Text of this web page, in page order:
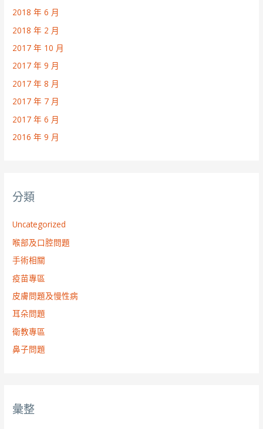
2018 年 6 月
2018 年 2 月
2017 年 10 月
2017 年 9 月
2017 年 8 月
2017 年 7 月
2017 年 6 月
2016 年 9 月
分類
Uncategorized
喉部及口腔問題
手術相關
疫苗專區
皮膚問題及慢性病
耳朵問題
衛教專區
鼻子問題
彙整